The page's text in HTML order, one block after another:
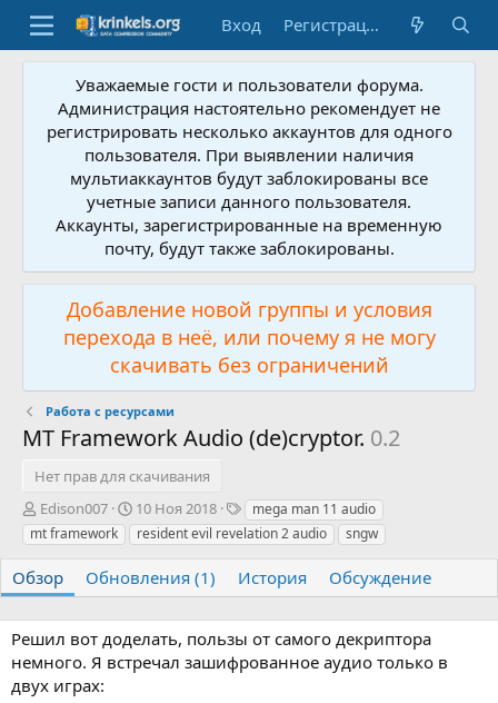
Вход Регистрация
Уважаемые гости и пользователи форума.
Администрация настоятельно рекомендует не
регистрировать несколько аккаунтов для одного
пользователя. При выявлении наличия
мультиаккаунтов будут заблокированы все
учетные записи данного пользователя.
Аккаунты, зарегистрированные на временную
почту, будут также заблокированы.
Добавление новой группы и условия
перехода в неё, или почему я не могу
скачивать без ограничений
Работа с ресурсами
MT Framework Audio (de)cryptor. 0.2
Нет прав для скачивания
А
в
т
р
Edison007
Д
а
т
с
д
а
10 Ноя 2018
Т
е
г
mega man 11 audio
mt framework
resident evil revelation 2 audio sngw
Обзор Обновления (1) История Обсуждение
Решил вот доделать, пользы от самого декриптора
немного. Я встречал зашифрованное аудио только в
двух играх: